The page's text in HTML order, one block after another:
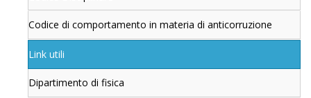
Codice di comportamento in materia di anticorruzione
Link utili
Dipartimento di fisica